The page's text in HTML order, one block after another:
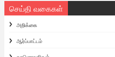
செய்தி வகைகள்
அறிக்கை
ஆர்ப்பாட்டம்